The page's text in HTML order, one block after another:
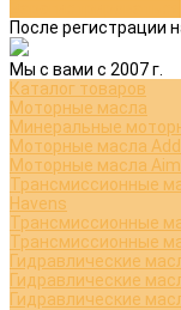
После регистрации
Мы с вами с 2007 г.
Каталог товаров
Моторные масла
Минеральные
Моторные масла
Моторные масла
Трансмиссионные
Havens
Трансмиссионные
Трансмиссионные
Гидравлические
Гидравлические
Гидравлические